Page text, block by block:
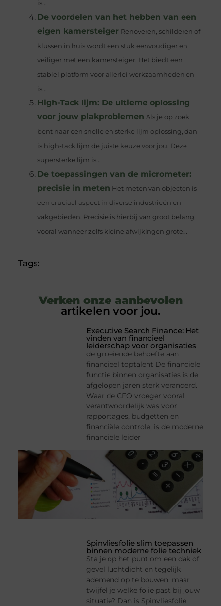
is...
De voordelen van het hebben van een
eigen kamersteiger Renoveren, schilderen of
klussen in huis wordt een stuk eenvoudiger en
veiliger met een kamersteiger. Het biedt een
stabiel platform voor allerlei werkzaamheden en
is...
High-Tack lijm: De ultieme oplossing
voor jouw plakproblemen Als je op zoek
bent naar een snelle en sterke lijm oplossing, dan
is high-tack lijm de juiste keuze voor jou. Deze
supersterke lijm is...
De toepassingen van de micrometer:
precisie in meten Het meten van objecten is
een cruciaal aspect in diverse industrieën en
vakgebieden. Precisie is hierbij van groot belang,
vooral wanneer zelfs kleine afwijkingen grote...
Tags:
Verken onze aanbevolen
artikelen voor jou.
Executive Search Finance: Het
vinden van financieel
leiderschap voor organisaties
de groeiende behoefte aan
financieel toptalent De financiële
functie binnen organisaties is de
afgelopen jaren sterk veranderd.
Waar de CFO vroeger vooral
verantwoordelijk was voor
rapportages, budgetten en
financiële controle, is de moderne
financiële leider
Spinvliesfolie slim toepassen
binnen moderne folie techniek
Sta je op het punt om een dak of
gevel luchtdicht en tegelijk
ademend op te bouwen, maar
twijfel je welke folie past bij jouw
situatie? Dan is Spinvliesfolie